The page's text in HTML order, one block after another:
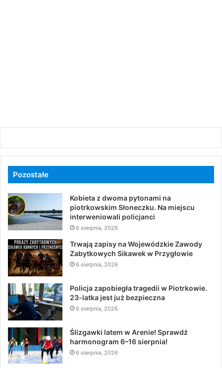
Pozostałe
Kobieta z dwoma pytonami na
piotrkowskim Słoneczku. Na miejscu
interweniowali policjanci
6 sierpnia, 2026
Trwają zapisy na Wojewódzkie Zawody
Zabytkowych Sikawek w Przygłowie
6 sierpnia, 2026
Policja zapobiegła tragedii w Piotrkowie.
23-latka jest już bezpieczna
6 sierpnia, 2026
Ślizgawki latem w Arenie! Sprawdź
harmonogram 6–16 sierpnia!
6 sierpnia, 2026